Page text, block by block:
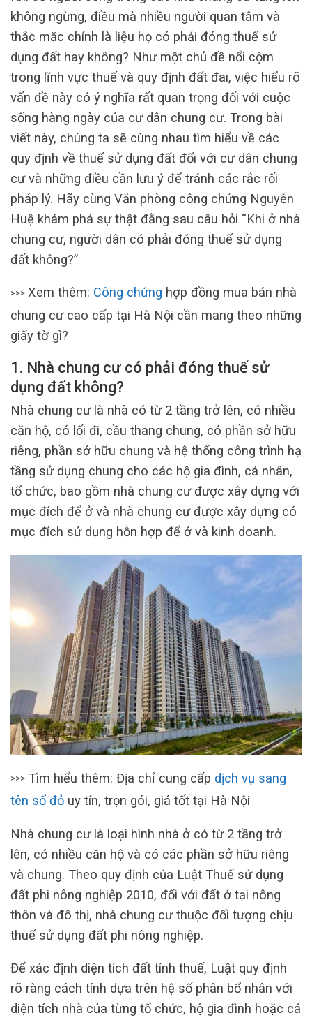
không ngừng, điều mà nhiều người quan tâm và
thắc mắc chính là liệu họ có phải đóng thuế sử
dụng đất hay không? Như một chủ đề nổi cộm
trong lĩnh vực thuế và quy định đất đai, việc hiểu rõ
vấn đề này có ý nghĩa rất quan trọng đối với cuộc
sống hàng ngày của cư dân chung cư. Trong bài
viết này, chúng ta sẽ cùng nhau tìm hiểu về các
quy định về thuế sử dụng đất đối với cư dân chung
cư và những điều cần lưu ý để tránh các rắc rối
pháp lý. Hãy cùng Văn phòng công chứng Nguyễn
Huệ khám phá sự thật đằng sau câu hỏi “Khi ở nhà
chung cư, người dân có phải đóng thuế sử dụng
đất không?”
>>> Xem thêm: Công chứng hợp đồng mua bán nhà
chung cư cao cấp tại Hà Nội cần mang theo những
giấy tờ gì?
1. Nhà chung cư có phải đóng thuế sử
dụng đất không?
Nhà chung cư là nhà có từ 2 tầng trở lên, có nhiều
căn hộ, có lối đi, cầu thang chung, có phần sở hữu
riêng, phần sở hữu chung và hệ thống công trình hạ
tầng sử dụng chung cho các hộ gia đình, cá nhân,
tổ chức, bao gồm nhà chung cư được xây dựng với
mục đích để ở và nhà chung cư được xây dựng có
mục đích sử dụng hỗn hợp để ở và kinh doanh.
>>> Tìm hiểu thêm: Địa chỉ cung cấp dịch vụ sang
tên sổ đỏ uy tín, trọn gói, giá tốt tại Hà Nội
Nhà chung cư là loại hình nhà ở có từ 2 tầng trở
lên, có nhiều căn hộ và có các phần sở hữu riêng
và chung. Theo quy định của Luật Thuế sử dụng
đất phi nông nghiệp 2010, đối với đất ở tại nông
thôn và đô thị, nhà chung cư thuộc đối tượng chịu
thuế sử dụng đất phi nông nghiệp.
Để xác định diện tích đất tính thuế, Luật quy định
rõ ràng cách tính dựa trên hệ số phân bổ nhân với
diện tích nhà của từng tổ chức, hộ gia đình hoặc cá